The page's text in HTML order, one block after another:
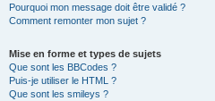
Pourquoi mon message doit être validé ?
Comment remonter mon sujet ?
Mise en forme et types de sujets
Que sont les BBCodes ?
Puis-je utiliser le HTML ?
Que sont les smileys ?